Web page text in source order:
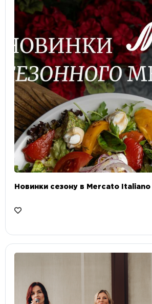
Новинки сезону в Mercato Italiano